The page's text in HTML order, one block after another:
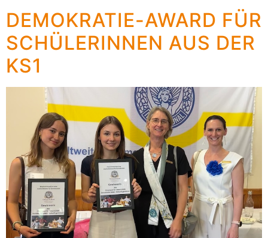
DEMOKRATIE-AWARD FÜR
SCHÜLERINNEN AUS DER
KS1